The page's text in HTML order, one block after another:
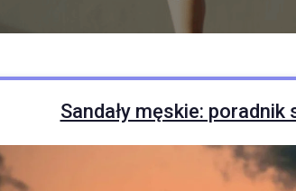
Sandały męskie: